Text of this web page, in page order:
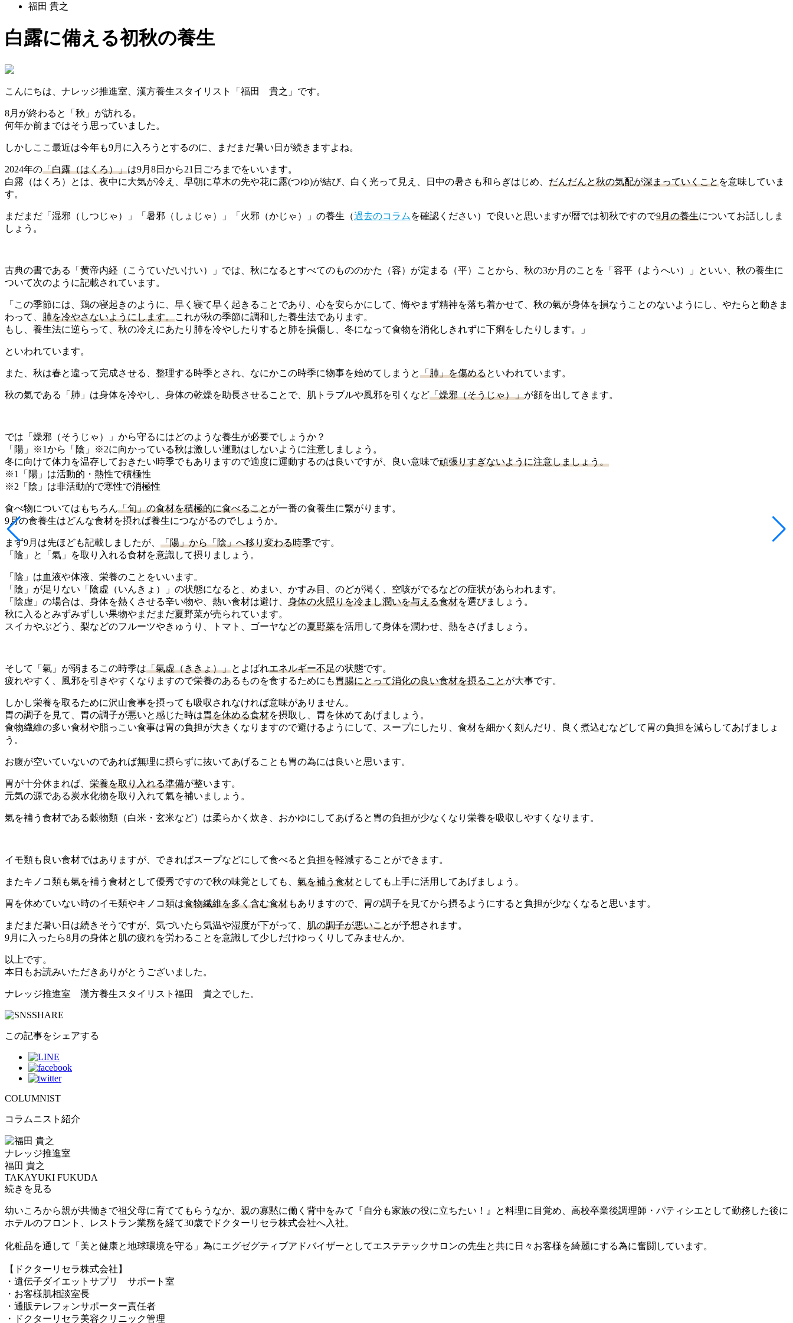
福田 貴之
白露に備える初秋の養生
こんにちは、ナレッジ推進室、漢方養生スタイリスト「福田 貴之」です。
8月が終わると「秋」が訪れる。
何年か前まではそう思っていました。
しかしここ最近は今年も9月に入ろうとするのに、まだまだ暑い日が続きますよね。
2024年の「白露（はくろ）」は9月8日から21日ごろまでをいいます。
白露（はくろ）とは、夜中に大気が冷え、早朝に草木の先や花に露(つゆ)が結び、白く光って見え、日中の暑さも和らぎはじめ、 だんだんと秋の気配が深まっていくことを意味していま
す。
まだまだ「湿邪（しつじゃ）」「暑邪（しょじゃ）」「火邪（かじゃ）」の養生（過去のコラム を確認ください）で良いと思いますが暦では初秋ですので9月の養生についてお話ししま
しょう。
古典の書である「黄帝内経（こうていだいけい）」では、秋になるとすべてのもののかた（容）が定まる（平）ことから、秋の3か月のことを「容平（ようへい）」といい、秋の養生に
ついて次のように記載されています。
「この季節には、鶏の寝起きのように、早く寝て早く起きることであり、心を安らかにして、悔やまず精神を落ち着かせて、秋の氣が身体を損なうことのないようにし、やたらと動きま
わって、 肺を冷やさないようにします。これが秋の季節に調和した養生法であります。
もし、養生法に逆らって、秋の冷えにあたり肺を冷やしたりすると肺を損傷し、冬になって食物を消化しきれずに下痢をしたりします。」
といわれています。
また、秋は春と違って完成させる、整理する時季とされ、なにかこの時季に物事を始めてしまうと「肺」を傷めるといわれています。
秋の氣である「肺」は身体を冷やし、身体の乾燥を助長させることで、肌トラブルや風邪を引くなど「燥邪（そうじゃ）」が顔を出してきます。
では「燥邪（そうじゃ）」から守るにはどのような養生が必要でしょうか？
「陽」※1から「陰」※2に向かっている秋は激しい運動はしないように注意しましょう。
冬に向けて体力を温存しておきたい時季でもありますので適度に運動するのは良いですが、良い意味で頑張りすぎないように注意しましょう。
※1「陽」は活動的・熱性で積極性
※2「陰」は非活動的で寒性で消極性
食べ物についてはもちろん「旬」の食材を積極的に食べることが一番の食養生に繋がります。
9月の食養生はどんな食材を摂れば養生につながるのでしょうか。
まず9月は先ほども記載しましたが、 「陽」から「陰」へ移り変わる時季です。
「陰」と「氣」を取り入れる食材を意識して摂りましょう。
「陰」は血液や体液、栄養のことをいいます。
「陰」が足りない「陰虚（いんきょ）」の状態になると、めまい、かすみ目、のどが渇く、空咳がでるなどの症状があらわれます。
「陰虚」の場合は、身体を熱くさせる辛い物や、熱い食材は避け、 身体の火照りを冷まし潤いを与える食材を選びましょう。
秋に入るとみずみずしい果物やまだまだ夏野菜が売られています。
スイカやぶどう、梨などのフルーツやきゅうり、トマト、ゴーヤなどの夏野菜を活用して身体を潤わせ、熱をさげましょう。
そして「氣」が弱まるこの時季は「氣虚（ききょ）」とよばれエネルギー不足の状態です。
疲れやすく、風邪を引きやすくなりますので栄養のあるものを食するためにも胃腸にとって消化の良い食材を摂ることが大事です。
しかし栄養を取るために沢山食事を摂っても吸収されなければ意味がありません。
胃の調子を見て、胃の調子が悪いと感じた時は胃を休める食材を摂取し、胃を休めてあげましょう。
食物繊維の多い食材や脂っこい食事は胃の負担が大きくなりますので避けるようにして、スープにしたり、食材を細かく刻んだり、良く煮込むなどして胃の負担を減らしてあげましょ
う。
お腹が空いていないのであれば無理に摂らずに抜いてあげることも胃の為には良いと思います。
胃が十分休まれば、 栄養を取り入れる準備が整います。
元気の源である炭水化物を取り入れて氣を補いましょう。
氣を補う食材である穀物類（白米・玄米など）は柔らかく炊き、おかゆにしてあげると胃の負担が少なくなり栄養を吸収しやすくなります。
イモ類も良い食材ではありますが、できればスープなどにして食べると負担を軽減することができます。
またキノコ類も氣を補う食材として優秀ですので秋の味覚としても、 氣を補う食材としても上手に活用してあげましょう。
胃を休めていない時のイモ類やキノコ類は食物繊維を多く含む食材もありますので、胃の調子を見てから摂るようにすると負担が少なくなると思います。
まだまだ暑い日は続きそうですが、気づいたら気温や湿度が下がって、 肌の調子が悪いことが予想されます。
9月に入ったら8月の身体と肌の疲れを労わることを意識して少しだけゆっくりしてみませんか。
以上です。
本日もお読みいただきありがとうございました。
ナレッジ推進室 漢方養生スタイリスト福田 貴之でした。
この記事をシェアする
COLUMNIST
コラムニスト紹介
ナレッジ推進室
福田 貴之
TAKAYUKI FUKUDA
続きを見る
幼いころから親が共働きで祖父母に育ててもらうなか、親の寡黙に働く背中をみて『自分も家族の役に立ちたい！』と料理に目覚め、高校卒業後調理師・パティシエとして勤務した後に
ホテルのフロント、レストラン業務を経て30歳でドクターリセラ株式会社へ入社。
化粧品を通して「美と健康と地球環境を守る」為にエグゼグティブアドバイザーとしてエステテックサロンの先生と共に日々お客様を綺麗にする為に奮闘しています。
【ドクターリセラ株式会社】
・遺伝子ダイエットサプリ サポート室
・お客様肌相談室長
・通販テレフォンサポーター責任者
・ドクターリセラ美容クリニック管理